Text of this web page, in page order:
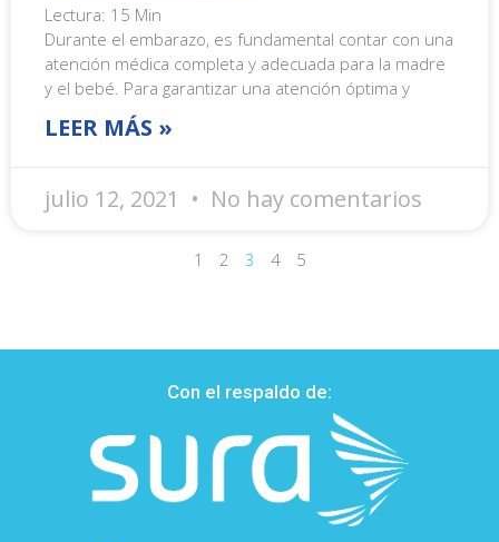
Lectura: 15 Min
Durante el embarazo, es fundamental contar con una
atención médica completa y adecuada para la madre
y el bebé. Para garantizar una atención óptima y
LEER MÁS »
julio 12, 2021 No hay comentarios
1 2 3 4 5
Con el respaldo de: